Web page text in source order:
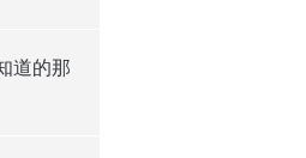
道的那